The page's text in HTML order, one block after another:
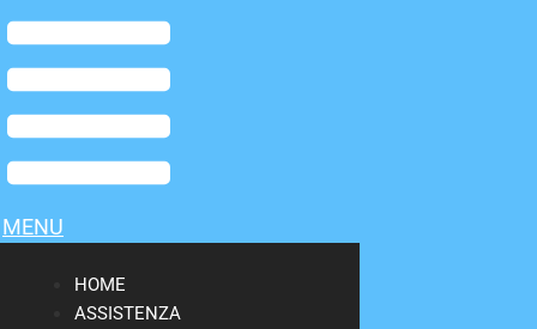
Flyout
Menu
MENU
HOME
ASSISTENZA